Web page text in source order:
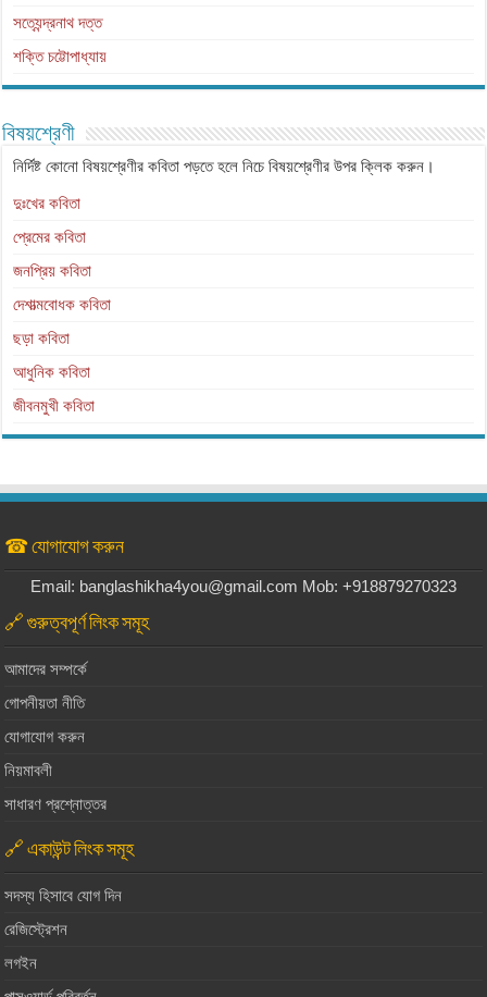
সত্যেন্দ্রনাথ দত্ত
শক্তি চট্টোপাধ্যায়
বিষয়শ্রেণী
নির্দিষ্ট কোনো বিষয়শ্রেণীর কবিতা পড়তে হলে নিচে বিষয়শ্রেণীর উপর ক্লিক করুন।
দুঃখের কবিতা
প্রেমের কবিতা
জনপ্রিয় কবিতা
দেশাত্মবোধক কবিতা
ছড়া কবিতা
আধুনিক কবিতা
জীবনমুখী কবিতা
☎ যোগাযোগ করুন
Email: banglashikha4you@gmail.com Mob: +918879270323
🔗 গুরুত্বপূর্ণ লিংক সমূহ
আমাদের সম্পর্কে
গোপনীয়তা নীতি
যোগাযোগ করুন
নিয়মাবলী
সাধারণ প্রশ্নোত্তর
🔗 একাউন্ট লিংক সমূহ
সদস্য হিসাবে যোগ দিন
রেজিস্ট্রেশন
লগইন